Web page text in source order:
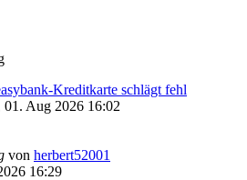
Kreditkarte schlägt fehl
01. Aug 2026 16:02
von herbert52001
16:29